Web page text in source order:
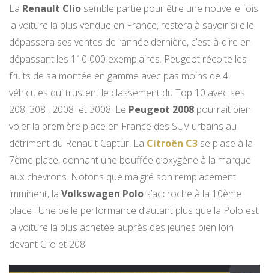
La Renault Clio semble partie pour être une nouvelle fois
la voiture la plus vendue en France, restera à savoir si elle
dépassera ses ventes de l’année dernière, c’est-à-dire en
dépassant les 110 000 exemplaires. Peugeot récolte les
fruits de sa montée en gamme avec pas moins de 4
véhicules qui trustent le classement du Top 10 avec ses
208, 308 , 2008 et 3008. Le Peugeot 2008 pourrait bien
voler la première place en France des SUV urbains au
détriment du Renault Captur. La Citroën C3 se place à la
7ème place, donnant une bouffée d’oxygène à la marque
aux chevrons. Notons que malgré son remplacement
imminent, la Volkswagen Polo s’accroche à la 10ème
place ! Une belle performance d’autant plus que la Polo est
la voiture la plus achetée auprès des jeunes bien loin
devant Clio et 208.